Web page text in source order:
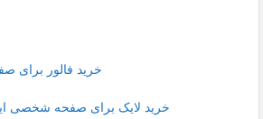
خرید فالور برای
خرید لایک برای صفحه شخصی